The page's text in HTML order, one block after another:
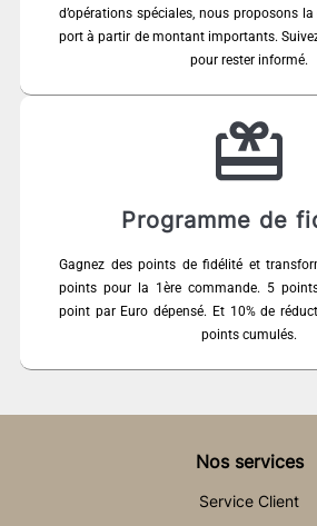
d’opérations spéciales, nous proposons
port à partir de montant importants.
pour rester informé.
Programme de
Gagnez des points de fidélité et
points pour la 1ère commande. 5
point par Euro dépensé. Et 10% de
points cumulés.
Nos services
Service Client